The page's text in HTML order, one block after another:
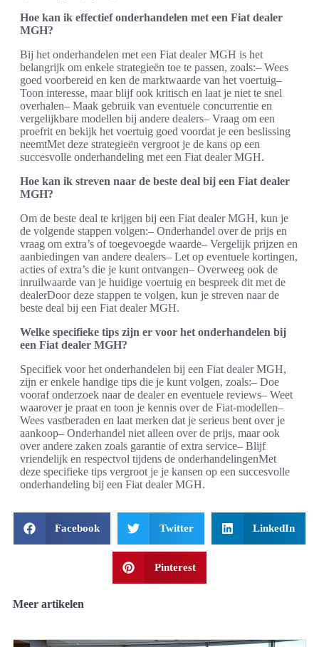
Hoe kan ik effectief onderhandelen met een Fiat dealer
MGH?
Bij het onderhandelen met een Fiat dealer MGH is het
belangrijk om enkele strategieën toe te passen, zoals:– Wees
goed voorbereid en ken de marktwaarde van het voertuig–
Toon interesse, maar blijf ook kritisch en laat je niet te snel
overhalen– Maak gebruik van eventuele concurrentie en
vergelijkbare modellen bij andere dealers– Vraag om een
proefrit en bekijk het voertuig goed voordat je een beslissing
neemtMet deze strategieën vergroot je de kans op een
succesvolle onderhandeling met een Fiat dealer MGH.
Hoe kan ik streven naar de beste deal bij een Fiat dealer
MGH?
Om de beste deal te krijgen bij een Fiat dealer MGH, kun je
de volgende stappen volgen:– Onderhandel over de prijs en
vraag om extra’s of toegevoegde waarde– Vergelijk prijzen en
aanbiedingen van andere dealers– Let op eventuele kortingen,
acties of extra’s die je kunt ontvangen– Overweeg ook de
inruilwaarde van je huidige voertuig en bespreek dit met de
dealerDoor deze stappen te volgen, kun je streven naar de
beste deal bij een Fiat dealer MGH.
Welke specifieke tips zijn er voor het onderhandelen bij
een Fiat dealer MGH?
Specifiek voor het onderhandelen bij een Fiat dealer MGH,
zijn er enkele handige tips die je kunt volgen, zoals:– Doe
vooraf onderzoek naar de dealer en eventuele reviews– Weet
waarover je praat en toon je kennis over de Fiat-modellen–
Wees vastberaden en laat merken dat je serieus bent over je
aankoop– Onderhandel niet alleen over de prijs, maar ook
over andere zaken zoals garantie of extra service– Blijf
vriendelijk en respectvol tijdens de onderhandelingenMet
deze specifieke tips vergroot je je kansen op een succesvolle
onderhandeling bij een Fiat dealer MGH.
Facebook Twitter LinkedIn
Pinterest
Meer artikelen